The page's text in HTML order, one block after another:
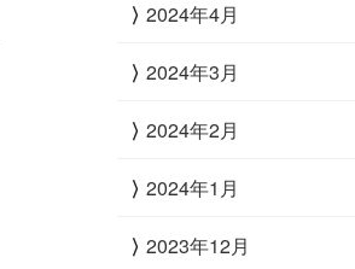
2024年4月
2024年3月
2024年2月
2024年1月
2023年12月